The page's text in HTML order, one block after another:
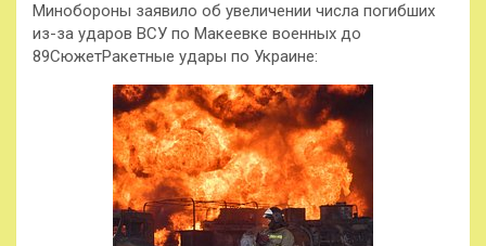
Минобороны заявило об увеличении числа погибших
из-за ударов ВСУ по Макеевке военных до
89СюжетРакетные удары по Украине: